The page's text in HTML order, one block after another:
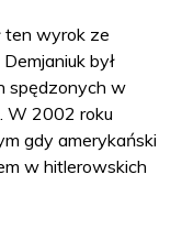
ten wyrok ze
był
spędzonych w
W 2002 roku
gdy amerykański
w hitlerowskich